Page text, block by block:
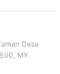
Desa
MY